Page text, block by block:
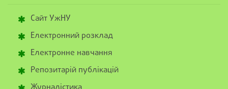
Сайт УжНУ
Електронний розклад
Електронне навчання
Репозитарій публікацій